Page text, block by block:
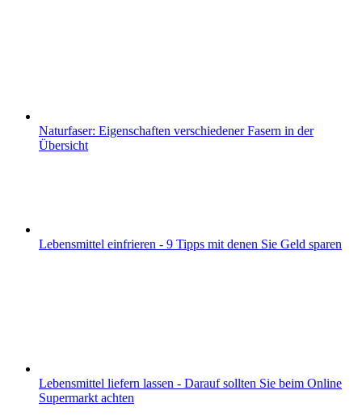
Naturfaser: Eigenschaften verschiedener Fasern in der
Übersicht
Lebensmittel einfrieren - 9 Tipps mit denen Sie Geld sparen
Lebensmittel liefern lassen - Darauf sollten Sie beim Online
Supermarkt achten